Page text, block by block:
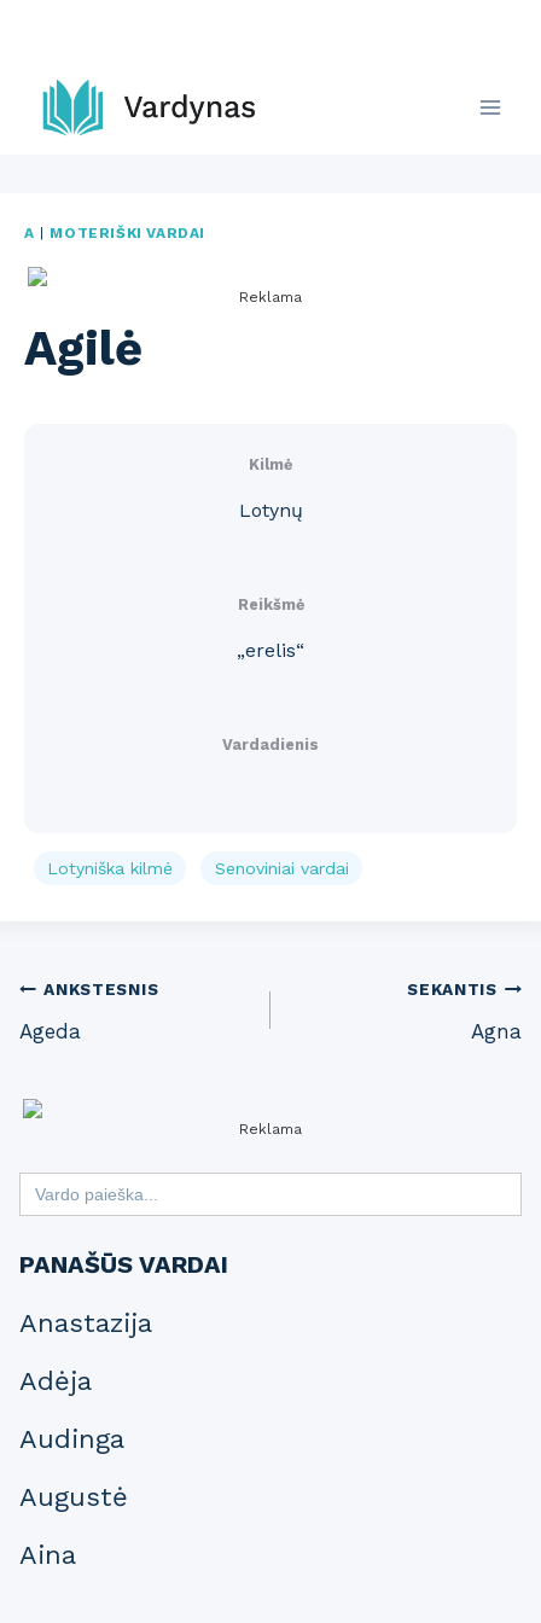
content
A | MOTERIŠKI VARDAI
Reklama
Agilė
Kilmė
Lotynų
Reikšmė
„erelis“
Vardadienis
Lotyniška kilmė Senoviniai vardai
Post
navigation
ANKSTESNIS
Ageda
SEKANTIS
Agna
Reklama
Search
for:
PANAŠŪS VARDAI
Anastazija
Adėja
Audinga
Augustė
Aina